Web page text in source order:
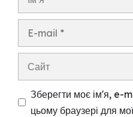
Зберегти моє ім'я, e-
цьому браузері для